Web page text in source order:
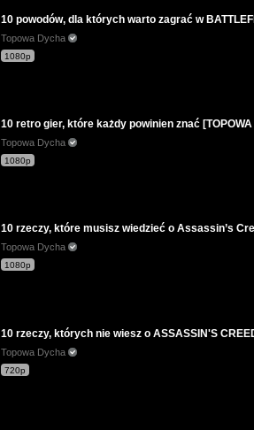
10 powodów, dla których warto zagrać w
Topowa Dycha
1080p
10 retro gier, które każdy powinien znać [TOPOWA
Topowa Dycha
1080p
10 rzeczy, które musisz wiedzieć o Assassin’s
Topowa Dycha
1080p
10 rzeczy, których nie wiesz o ASSASSIN'S
Topowa Dycha
720p